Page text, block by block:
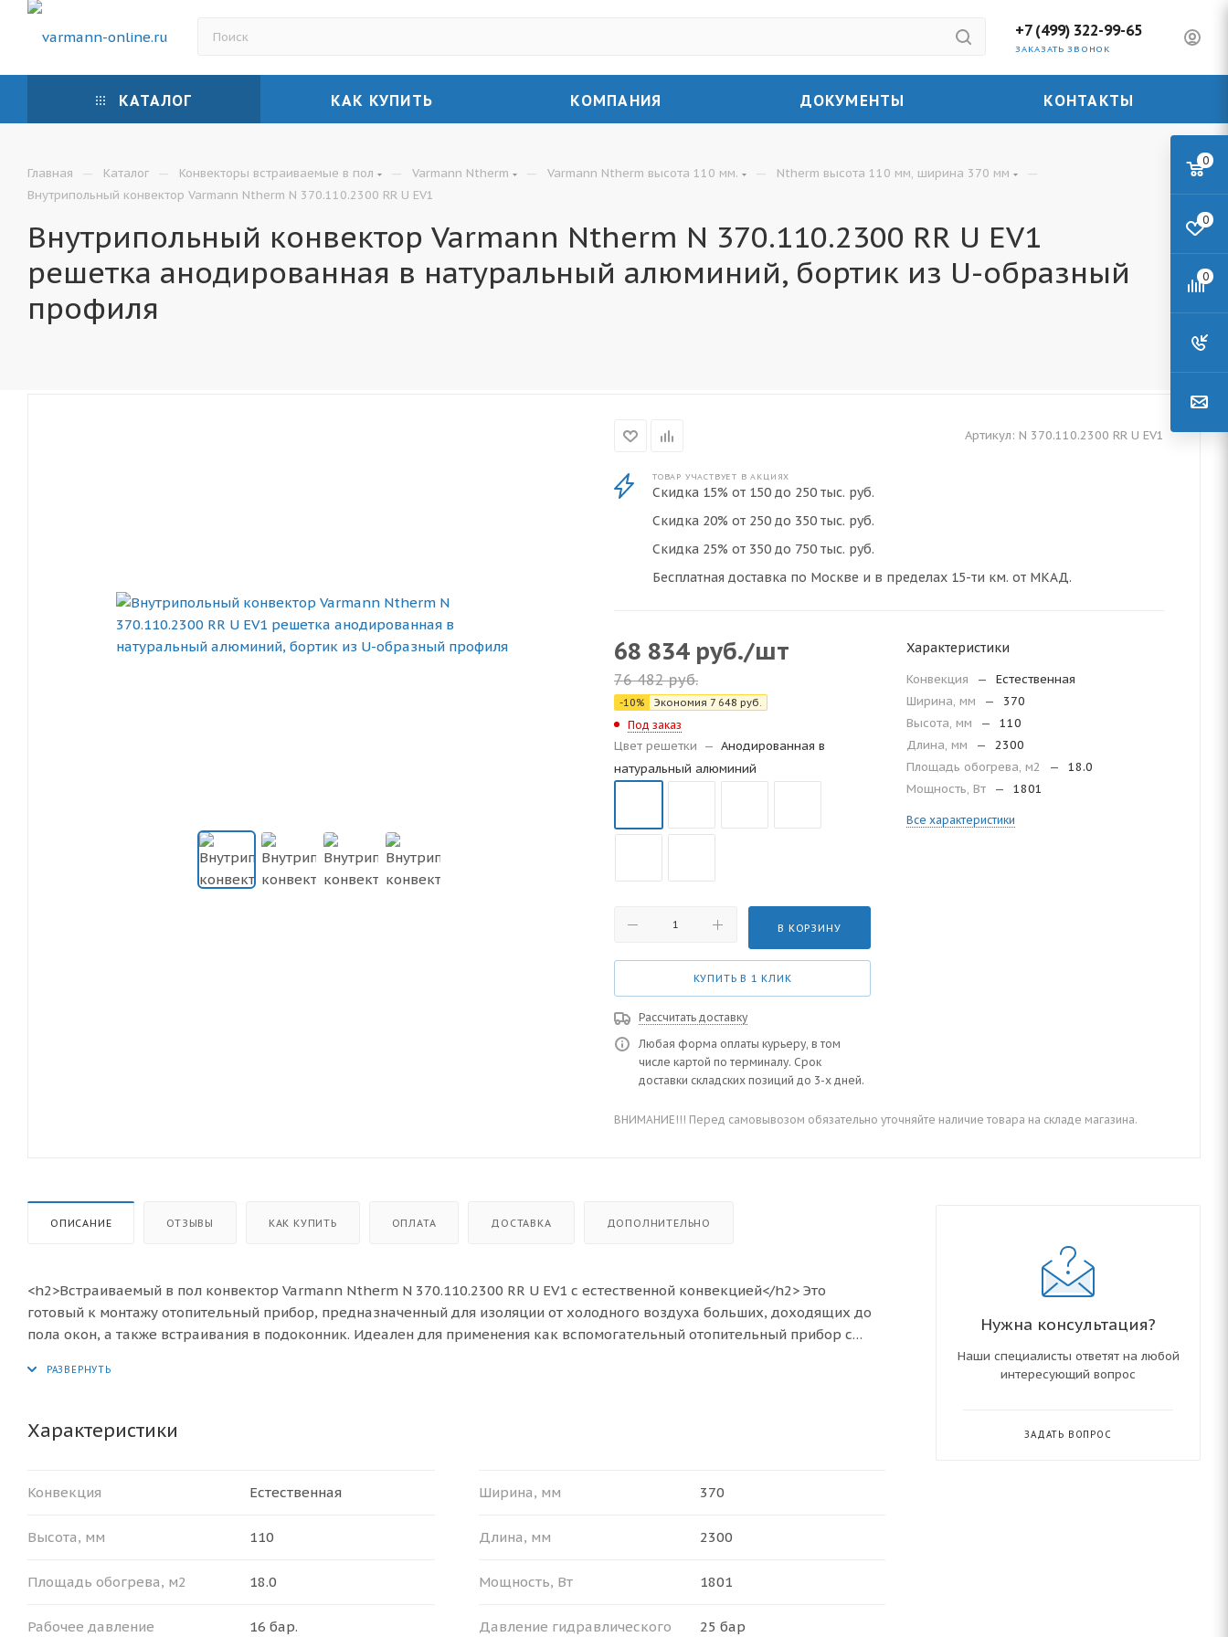
+7 (499) 322-99-65
ЗАКАЗАТЬ ЗВОНОК
КАТАЛОГ КАК КУПИТЬ КОМПАНИЯ ДОКУМЕНТЫ КОНТАКТЫ
Главная — Каталог — Конвекторы встраиваемые в пол — Varmann Ntherm — Varmann Ntherm высота 110 мм. — Ntherm высота 110 мм, ширина 370 мм —
Внутрипольный конвектор Varmann Ntherm N 370.110.2300 RR U EV1
Внутрипольный конвектор Varmann Ntherm N 370.110.2300 RR U EV1
решетка анодированная в натуральный алюминий, бортик из U-образный
профиля
Артикул: N 370.110.2300 RR U EV1
ТОВАР УЧАСТВУЕТ В АКЦИЯХ
Скидка 15% от 150 до 250 тыс. руб.
Скидка 20% от 250 до 350 тыс. руб.
Скидка 25% от 350 до 750 тыс. руб.
Бесплатная доставка по Москве и в пределах 15-ти км. от МКАД.
68 834руб./шт
76 482руб.
-10% Экономия 7 648 руб.
Под заказ
Цвет решетки — Анодированная в
натуральный алюминий
В КОРЗИНУ
КУПИТЬ В 1 КЛИК
Рассчитать доставку
Любая форма оплаты курьеру, в том
числе картой по терминалу. Срок
доставки складских позиций до 3-х дней.
Характеристики
Конвекция —
Естественная
Ширина, мм
—
370
Высота, мм
—
110
Длина, мм
—
2300
Площадь обогрева, м2
—
18.0
Мощность, Вт
— 1801
Все характеристики
ВНИМАНИЕ!!! Перед самовывозом обязательно уточняйте наличие товара на складе магазина.
ОПИСАНИЕ ОТЗЫВЫ КАК КУПИТЬ ОПЛАТА ДОСТАВКА ДОПОЛНИТЕЛЬНО
<h2>Встраиваемый в пол конвектор Varmann Ntherm N 370.110.2300 RR U EV1 с естественной конвекцией</h2> Это
готовый к монтажу отопительный прибор, предназначенный для изоляции от холодного воздуха больших, доходящих до
пола окон, а также встраивания в подоконник. Идеален для применения как вспомогательный отопительный прибор с
<br>
70°C - 1801 Вт.), хватит для обогрева помещения до 18.0 м². Конвектор Ntherm может быть установлен как в однотрубную,
так и в двухтрубную систему отопления, адаптирован для эксплуатации в российских системах центрального отопления.
</div>
<li> рабочее давление теплоносителя не более 16 бар;</li>
<li> максимальная рабочая температура теплоносителя – 130 °С.</li>
<span style="color: #000000;"><b>БАЗОВЫЙ КОМПЛЕКТ ПОСТАВКИ</b></span><br>
Характеристики
Конвекция Естественная Ширина, мм 370
Высота, мм 110 Длина, мм 2300
Площадь обогрева, м2 18.0 Мощность, Вт 1801
Рабочее давление
16 бар.
Давление гидравлического
25 бар
Нужна консультация?
Наши специалисты ответят на любой
интересующий вопрос
ЗАДАТЬ ВОПРОС
0
0
0